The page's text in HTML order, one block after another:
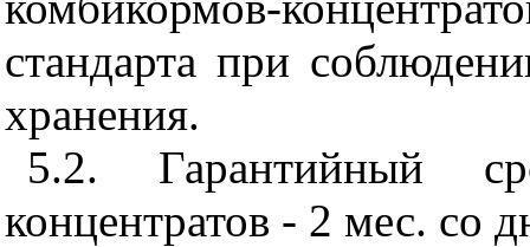
стандарта при
хранения.
5.2. Гарантийный
концентратов - 2 мес. со